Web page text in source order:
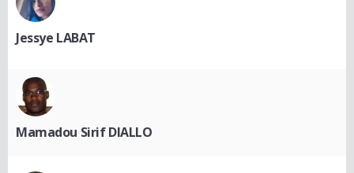
Jessye LABAT
Mamadou Sirif DIALLO